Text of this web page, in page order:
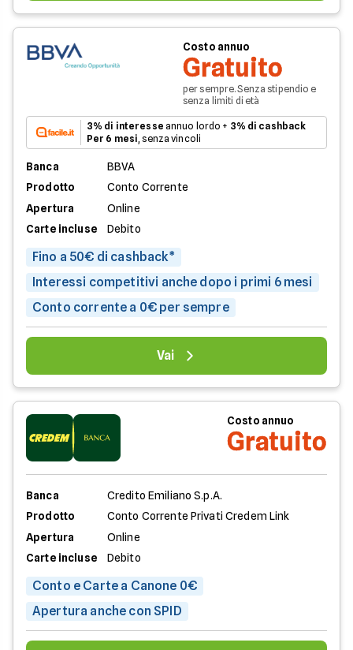
Costo annuo
Gratuito
per sempre. Senza stipendio e
senza limiti di età
3% di interesse annuo lordo + 3% di cashback
Per 6 mesi , senza vincoli
Banca
BBVA
Prodotto
Conto Corrente
Apertura
Online
Carte incluse
Debito
Fino a 50€ di cashback*
Interessi competitivi anche dopo i primi 6 mesi
Conto corrente a 0€ per sempre
Vai
Costo annuo
Gratuito
Banca
Credito Emiliano S.p.A.
Prodotto
Conto Corrente Privati Credem Link
Apertura
Online
Carte incluse
Debito
Conto e Carte a Canone 0€
Apertura anche con SPID